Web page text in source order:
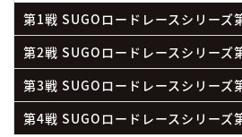
第1戦 SUGOロードレースシリーズ
第2戦 SUGOロードレースシリーズ
第3戦 SUGOロードレースシリーズ
第4戦 SUGOロードレースシリーズ